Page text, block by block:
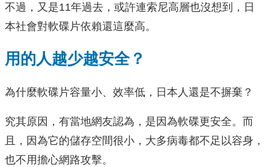
不過，又是11年過去，或許連索尼高層也沒想到，日
本社會對軟碟片依賴還這麼高。
用的人越少越安全？
為什麼軟碟片容量小、效率低，日本人還是不摒棄？
究其原因，有當地網友認為，是因為軟碟更安全。而
且，因為它的儲存空間很小，大多病毒都不足以容身，
也不用擔心網路攻擊。